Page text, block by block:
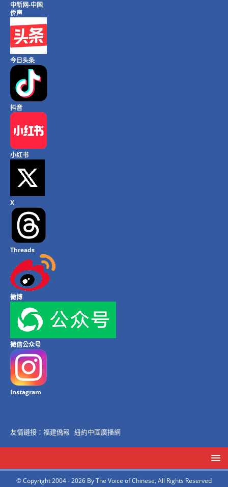
中新网-中国
侨声
今日头条
抖音
小红书
X
Threads
微博
微信公众号
Instagram
友情鏈接： 福建僑報 紐約中國廣播網
© Copyright 2004 - 2026 By The Voice of Chinese, All Rights Reserved